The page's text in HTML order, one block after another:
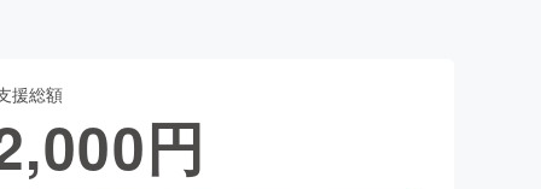
ファッション
援総額
円